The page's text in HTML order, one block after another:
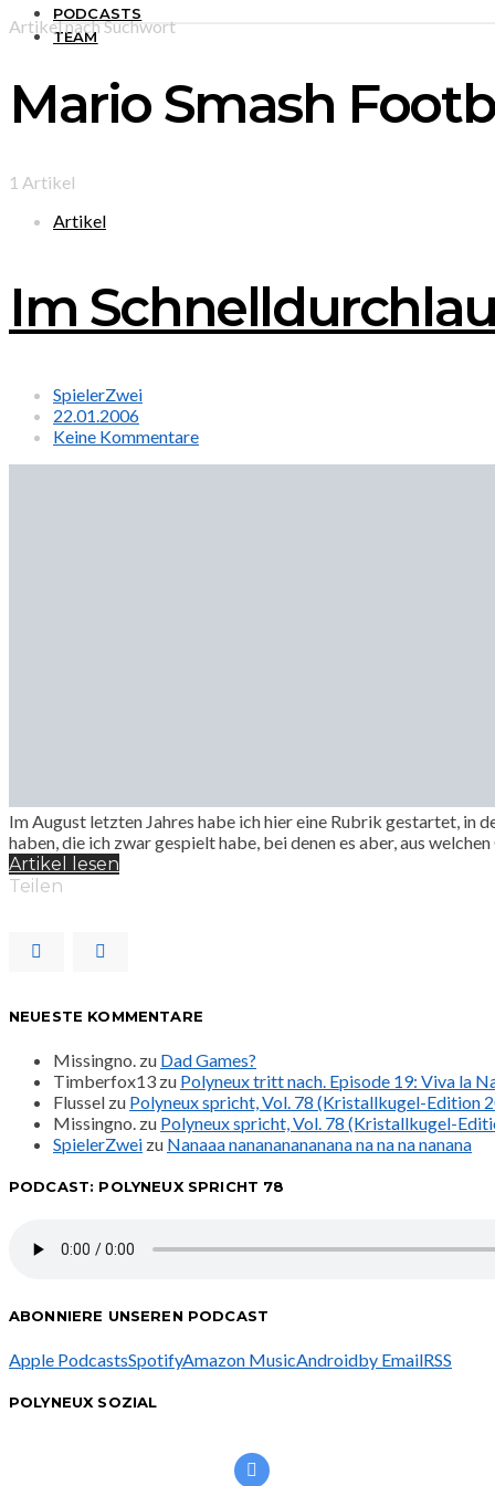
PODCASTS
TEAM
Artikel nach Suchwort
Mario Smash
1 Artikel
Artikel
Im
SpielerZwei
22.01.2006
Keine Kommentare
Im August letzten Jahres habe ich hier eine Rubrik gestartet, in
haben, die ich zwar gespielt habe, bei denen es aber, aus
Artikel lesen
Teilen
NEUESTE KOMMENTARE
Missingno. zu Dad Games?
Timberfox13 zu Polyneux tritt nach. Episode 19: Viva la
Flussel zu Polyneux spricht, Vol. 78 (Kristallkugel-Edition
Missingno. zu Polyneux spricht, Vol. 78 (Kristallkugel-
SpielerZwei zu Nanaaa nanananananana na na na nanana
PODCAST: POLYNEUX SPRICHT 78
ABONNIERE UNSEREN PODCAST
Apple PodcastsSpotifyAmazon MusicAndroidby EmailRSS
POLYNEUX SOZIAL